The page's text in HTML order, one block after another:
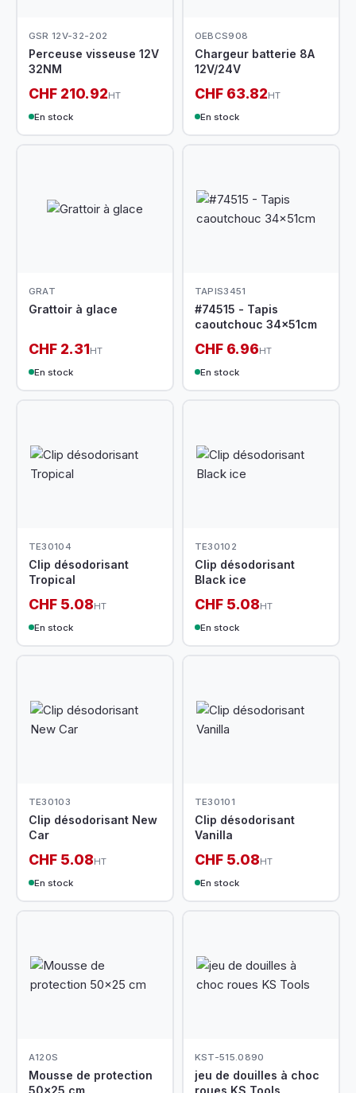
GSR 12V-32-202
Perceuse visseuse 12V
32NM
CHF 210.92HT
En stock
OEBCS908
Chargeur batterie 8A
12V/24V
CHF 63.82HT
En stock
GRAT
Grattoir à glace
CHF 2.31HT
En stock
TAPIS3451
#74515 - Tapis
caoutchouc 34x51cm
CHF 6.96HT
En stock
TE30104
Clip désodorisant
Tropical
CHF 5.08HT
En stock
TE30102
Clip désodorisant
Black ice
CHF 5.08HT
En stock
TE30103
Clip désodorisant New
Car
CHF 5.08HT
En stock
TE30101
Clip désodorisant
Vanilla
CHF 5.08HT
En stock
A120S
Mousse de protection
50x25 cm
KST-515.0890
jeu de douilles à choc
roues KS Tools